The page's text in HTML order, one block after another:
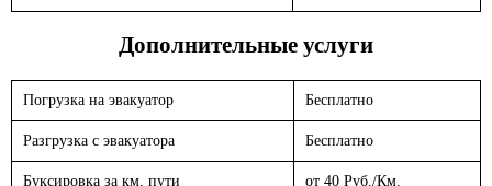
Дополнительные услуги
Погрузка на эвакуатор Бесплатно
Разгрузка с эвакуатора Бесплатно
Буксировка за км. пути от 40 Руб./Км.